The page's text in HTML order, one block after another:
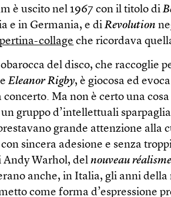
è uscito nel 1967 con il titolo di
e in Germania, e diRevolution
collage che ricordava
del disco, che raccoglie
eEleanor Rigby, è giocosa ed
concerto. Ma non è certo una
gruppo d’intellettuali
grande attenzione alla
sincera adesione e senza
Andy Warhol, delnouveau réalisme
anche, in Italia, gli anni della
come forma d’espressione